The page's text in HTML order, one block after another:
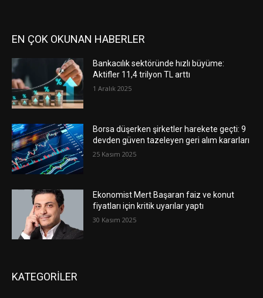
EN ÇOK OKUNAN HABERLER
Bankacılık sektöründe hızlı büyüme:
Aktifler 11,4 trilyon TL arttı
1 Aralık 2025
Borsa düşerken şirketler harekete geçti: 9
devden güven tazeleyen geri alım kararları
25 Kasım 2025
Ekonomist Mert Başaran faiz ve konut
fiyatları için kritik uyarılar yaptı
30 Kasım 2025
KATEGORİLER